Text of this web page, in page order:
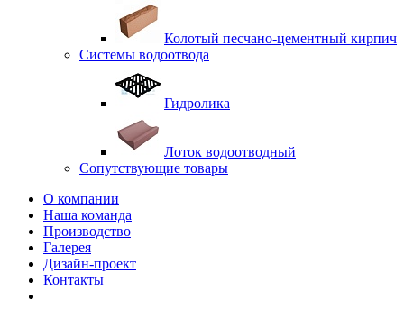
Колотый песчано-цементный кирпич
Системы водоотвода
Гидролика
Лоток водоотводный
Сопутствующие товары
О компании
Наша команда
Производство
Галерея
Дизайн-проект
Контакты